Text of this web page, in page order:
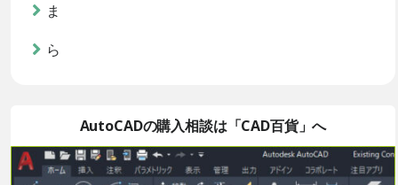
ま
ら
AutoCADの購入相談は「CAD百貨」へ